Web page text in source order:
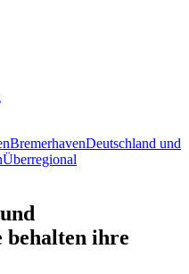
BremerhavenDeutschland und
Überregional
behalten ihre